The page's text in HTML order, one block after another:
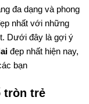
đa dạng và phong
nhất với những
Dưới đây là gợi ý
đẹp nhất hiện nay,
bạn
tròn trẻ